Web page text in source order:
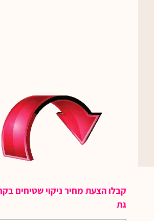
קבלו הצעת מחיר ניקוי שטיחים בקריית